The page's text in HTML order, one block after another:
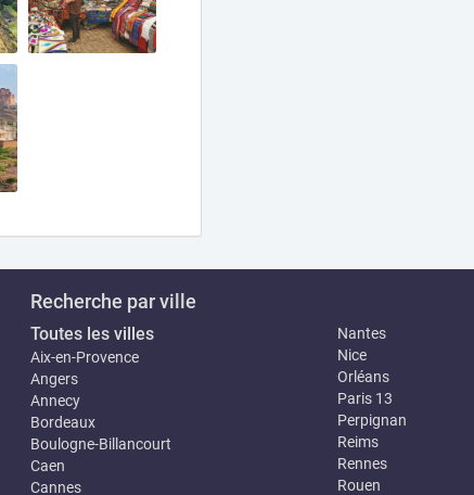
Recherche par ville
Toutes les villes
Aix-en-Provence
Angers
Annecy
Bordeaux
Boulogne-Billancourt
Caen
Cannes
Nantes
Nice
Orléans
Paris 13
Perpignan
Reims
Rennes
Rouen